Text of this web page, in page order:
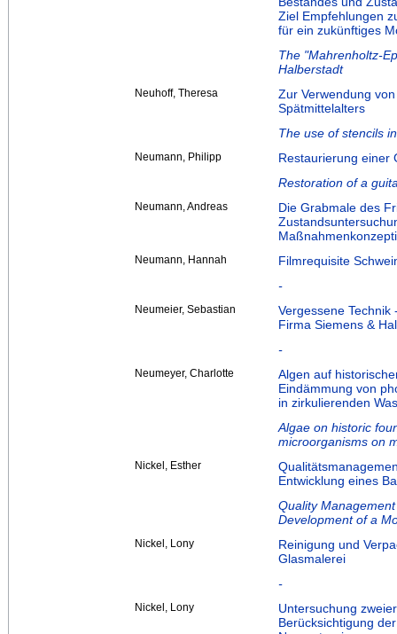
Ziel Empfehlungen
für ein zukünftiges
The "Mahrenholtz-
Halberstadt
Neuhoff, Theresa
Zur Verwendung
Spätmittelalters
The use of stencils
Neumann, Philipp
Restaurierung einer
Restoration of a
Neumann, Andreas
Die Grabmale des
Neumann, Hannah
Filmrequisite
-
Neumeier, Sebastian
Vergessene
Firma Siemens &
-
Neumeyer, Charlotte
Algen auf
Eindämmung von
in zirkulierenden
Algae on historic
microorganisms on
Nickel, Esther
Entwicklung eines
Quality
Development of a
Nickel, Lony
Reinigung und
Glasmalerei
-
Nickel, Lony
Untersuchung
Berücksichtigung